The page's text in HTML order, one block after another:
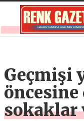
Geçmişi
öncesine
sokaklar